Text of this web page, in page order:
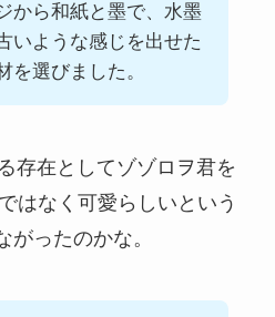
から和紙と墨で、水墨
いような感じを出せた
を選びました。
存在としてゾゾロヲ君を
はなく可愛らしいという
がったのかな。